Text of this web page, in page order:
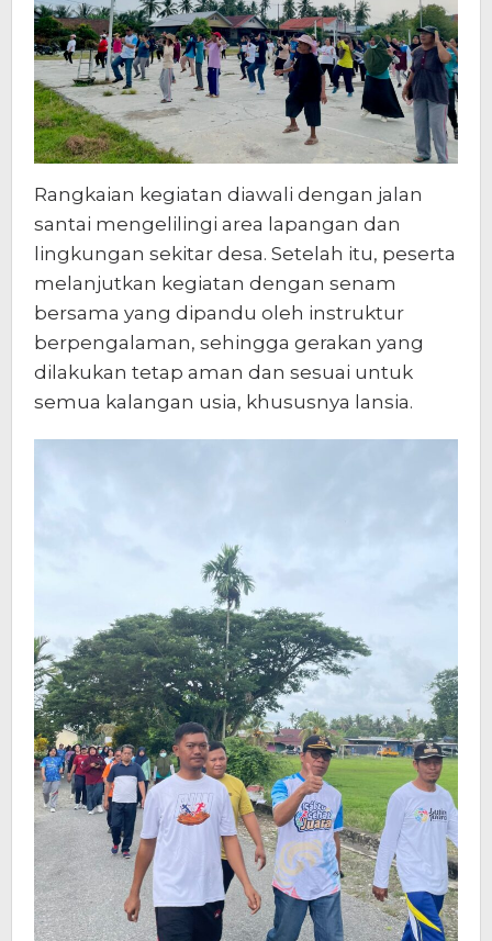
Rangkaian kegiatan diawali dengan jalan
santai mengelilingi area lapangan dan
lingkungan sekitar desa. Setelah itu, peserta
melanjutkan kegiatan dengan senam
bersama yang dipandu oleh instruktur
berpengalaman, sehingga gerakan yang
dilakukan tetap aman dan sesuai untuk
semua kalangan usia, khususnya lansia.